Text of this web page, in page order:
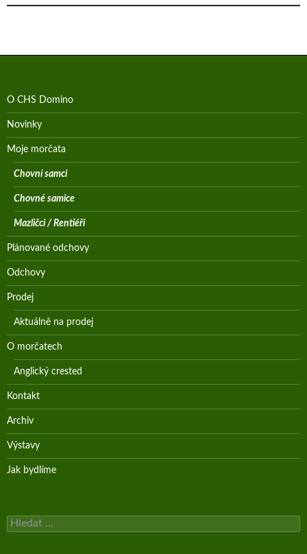
O CHS Domino
Novinky
Moje morčata
Chovní samci
Chovné samice
Mazličci / Rentiéři
Plánované odchovy
Odchovy
Prodej
Aktuálně na prodej
O morčatech
Anglický crested
Kontakt
Archiv
Výstavy
Jak bydlíme
Vyhledávání